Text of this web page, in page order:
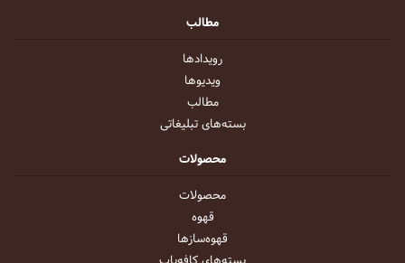
مطالب
رویداد‌ها
ویدیو‌ها
مطالب
بسته‌های تبلیغاتی
محصولات
محصولات
قهوه
قهوه‌ساز‌ها